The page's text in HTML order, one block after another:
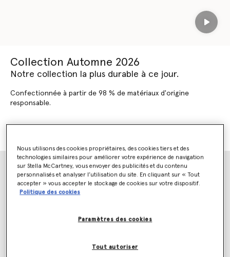
Play
Collection Automne 2026
Notre collection la plus durable à ce jour.
Confectionnée à partir de 98 % de matériaux d'origine
responsable.
Nous utilisons des cookies propriétaires, des cookies tiers et des
technologies similaires pour améliorer votre expérience de navigation
sur Stella McCartney, vous envoyer des publicités et du contenu
personnalisés et analyser l’utilisation du site. En cliquant sur « Tout
accepter » vous accepter le stockage de cookies sur votre dispositif.
Politique des cookies
Paramètres des cookies
Tout autoriser